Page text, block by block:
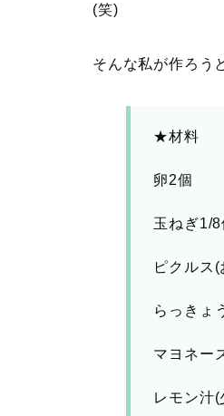
(笑)
そんな私が作ろう
★材料
卵2個
玉ねぎ1/8
ピクルス
らっきょ
マヨネー
レモン汁(